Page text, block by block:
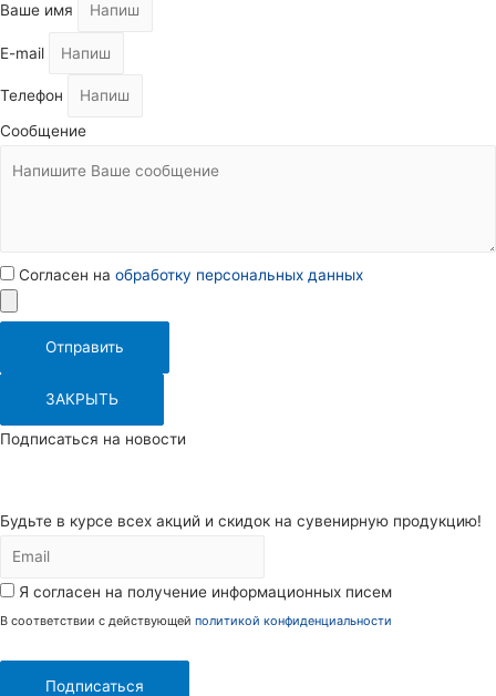
Ваше имя
E-mail
Телефон
Сообщение
Согласен на обработку персональных данных
Отправить
ЗАКРЫТЬ
Подписаться на новости
Будьте в курсе всех акций и скидок на сувенирную продукцию!
Я согласен на получение информационных писем
В соответствии с действующей политикой конфиденциальности
Подписаться